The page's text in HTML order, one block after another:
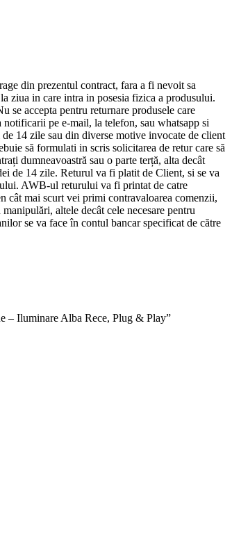
din prezentul contract, fara a fi nevoit sa
ziua in care intra in posesia fizica a produsului.
se accepta pentru returnare produsele care
pe e-mail, la telefon, sau whatsapp si
14 zile sau din diverse motive invocate de client
să formulati in scris solicitarea de retur care să
dumneavoastră sau o parte terță, alta decât
de 14 zile. Returul va fi platit de Client, si se va
AWB-ul returului va fi printat de catre
cât mai scurt vei primi contravaloarea comenzii,
altele decât cele necesare pentru
se va face în contul bancar specificat de către
– Iluminare Alba Rece, Plug & Play”